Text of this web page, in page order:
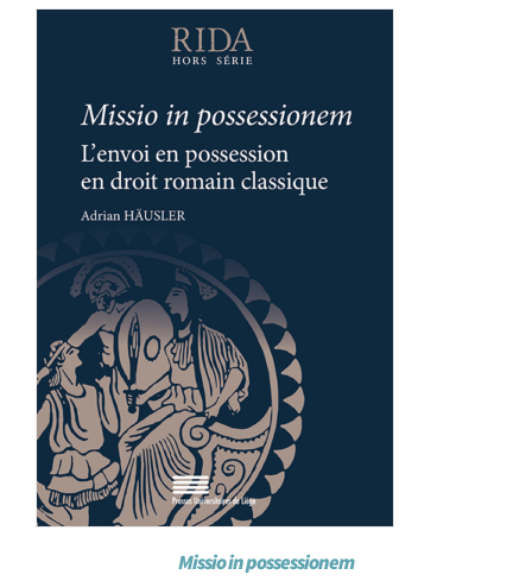
Missio in possessionem